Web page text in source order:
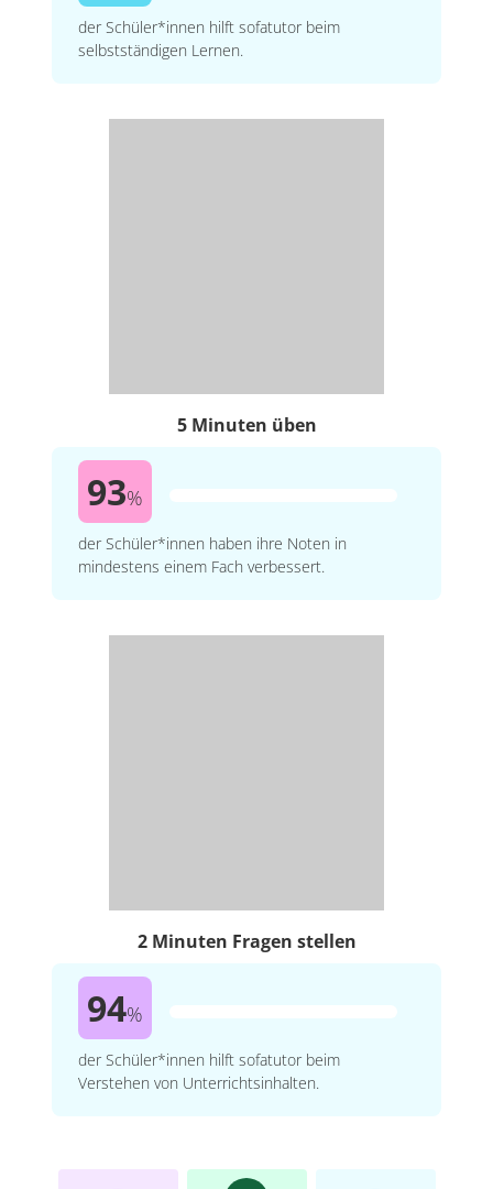
der Schüler*innen hilft sofatutor beim
selbstständigen Lernen.
5 Minuten üben
93%
der Schüler*innen haben ihre Noten in
mindestens einem Fach verbessert.
2 Minuten Fragen stellen
94%
der Schüler*innen hilft sofatutor beim
Verstehen von Unterrichtsinhalten.